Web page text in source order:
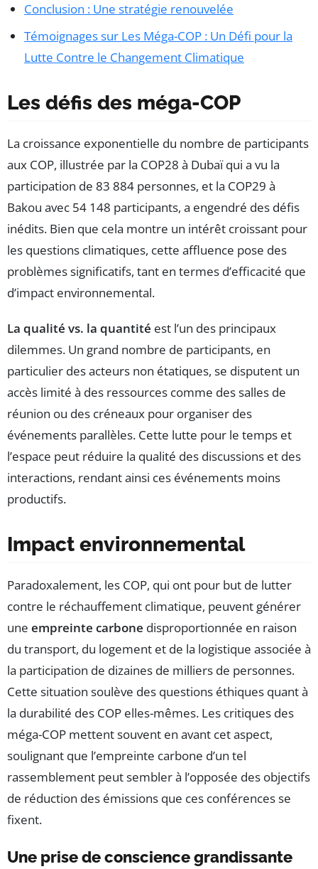
Conclusion : Une stratégie renouvelée
Témoignages sur Les Méga-COP : Un Défi pour la
Lutte Contre le Changement Climatique
Les défis des méga-COP
La croissance exponentielle du nombre de participants
aux COP, illustrée par la COP28 à Dubaï qui a vu la
participation de 83 884 personnes, et la COP29 à
Bakou avec 54 148 participants, a engendré des défis
inédits. Bien que cela montre un intérêt croissant pour
les questions climatiques, cette affluence pose des
problèmes significatifs, tant en termes d’efficacité que
d’impact environnemental.
La qualité vs. la quantité est l’un des principaux
dilemmes. Un grand nombre de participants, en
particulier des acteurs non étatiques, se disputent un
accès limité à des ressources comme des salles de
réunion ou des créneaux pour organiser des
événements parallèles. Cette lutte pour le temps et
l’espace peut réduire la qualité des discussions et des
interactions, rendant ainsi ces événements moins
productifs.
Impact environnemental
Paradoxalement, les COP, qui ont pour but de lutter
contre le réchauffement climatique, peuvent générer
une empreinte carbone disproportionnée en raison
du transport, du logement et de la logistique associée à
la participation de dizaines de milliers de personnes.
Cette situation soulève des questions éthiques quant à
la durabilité des COP elles-mêmes. Les critiques des
méga-COP mettent souvent en avant cet aspect,
soulignant que l’empreinte carbone d’un tel
rassemblement peut sembler à l’opposée des objectifs
de réduction des émissions que ces conférences se
fixent.
Une prise de conscience grandissante